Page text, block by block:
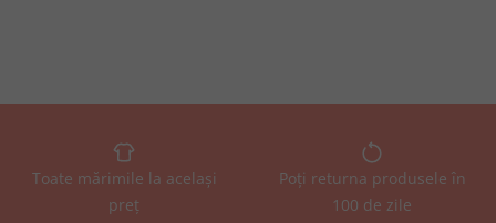
Toate mărimile la același
preț
Poți returna produsele în
100 de zile